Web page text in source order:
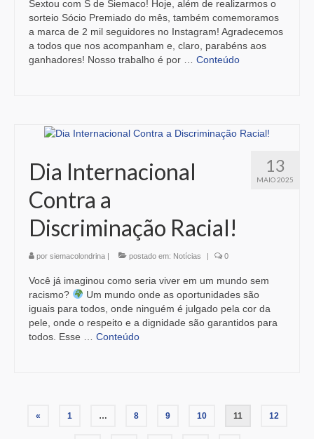
Sextou com S de Siemaco! Hoje, além de realizarmos o
sorteio Sócio Premiado do mês, também comemoramos
a marca de 2 mil seguidores no Instagram! Agradecemos
a todos que nos acompanham e, claro, parabéns aos
ganhadores! Nosso trabalho é por … Conteúdo
13
MAIO 2025
Dia Internacional
Contra a
Discriminação Racial!
por siemacolondrina | postado em: Notícias | 0
Você já imaginou como seria viver em um mundo sem
racismo?
Um mundo onde as oportunidades são
iguais para todos, onde ninguém é julgado pela cor da
pele, onde o respeito e a dignidade são garantidos para
todos. Esse … Conteúdo
« 1 … 8 9 10 11 12